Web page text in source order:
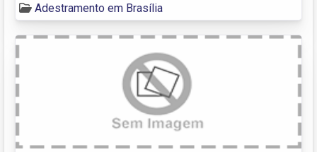
Adestramento em Brasília